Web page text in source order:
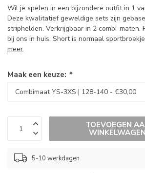
Wil je spelen in een bijzondere outfit in 1
Deze kwalitatief geweldige sets zijn
striphelden. Verkrijgbaar in 2 combi-maten.
bij ons in huis. Short is normaal
meer.
Maak een keuze: *
TOEVOEGEN
WINKELWAGEN
5-10 werkdagen